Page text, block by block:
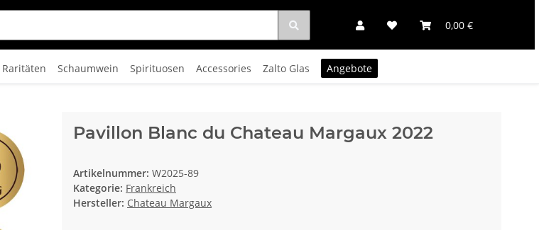
0,00 €
Raritäten Schaumwein Spirituosen Accessories Zalto Glas Angebote
Pavillon Blanc du Chateau Margaux 2022
Artikelnummer: W2025-89
Kategorie: Frankreich
Hersteller: Chateau Margaux